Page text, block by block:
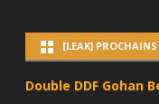
[LEAK] PROCHAINS
Double DDF Gohan